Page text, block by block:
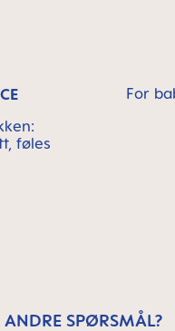
føles
For
ANDRE SPØRSMÅL?